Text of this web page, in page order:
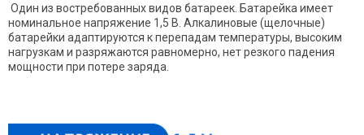
Один из востребованных видов батареек. Батарейка имеет
номинальное напряжение 1,5 В. Алкалиновые (щелочные)
батарейки адаптируются к перепадам температуры, высоким
нагрузкам и разряжаются равномерно, нет резкого падения
мощности при потере заряда.